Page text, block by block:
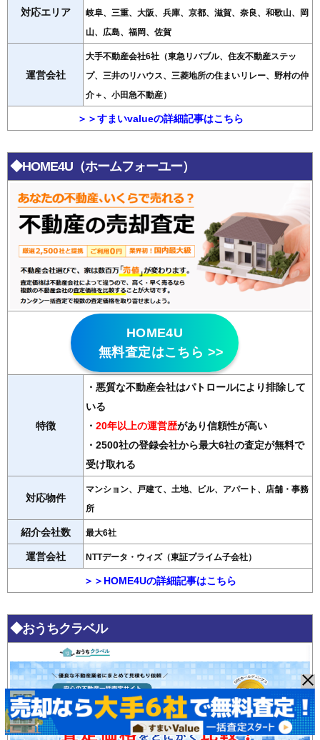
対応エリア
岐阜、三重、大阪、兵庫、京都、滋賀、奈良、和歌山、岡
山、広島、福岡、佐賀
運営会社
大手不動産会社6社（東急リバブル、住友不動産ステッ
プ、三井のリハウス、三菱地所の住まいリレー、野村の仲
介＋、小田急不動産）
＞＞すまいvalueの詳細記事はこちら
◆HOME4U（ホームフォーユー）
HOME4U
無料査定はこちら >>
特徴
・悪質な不動産会社はパトロールにより排除して
いる
・ 20年以上の運営歴があり信頼性が高い
・2500社の登録会社から最大6社の査定が無料で
受け取れる
対応物件
マンション、戸建て、土地、ビル、アパート、店舗・事務
所
紹介会社数 最大6社
運営会社 NTTデータ・ウィズ（東証プライム子会社）
＞＞HOME4Uの詳細記事はこちら
◆おうちクラベル